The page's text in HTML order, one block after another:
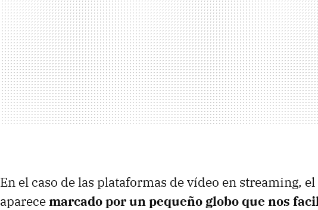
En el caso de las plataformas de vídeo en streaming,
aparecemarcado por un pequeño globo que nos